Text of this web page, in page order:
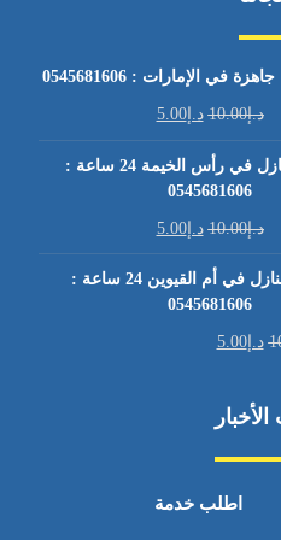
في الإمارات : 0545681606
د.إ10.00 د.إ5.00
كهربائي منازل في رأس الخيمة 24 ساعة :
0545681606
د.إ10.00 د.إ5.00
كهربائي منازل في أم القيوين 24 ساعة :
0545681606
د.إ5.00
اطلب خدمة